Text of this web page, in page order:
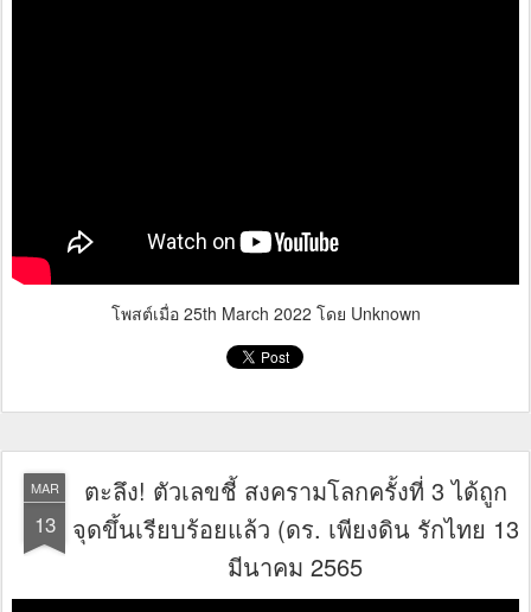
โพสต์เมื่อ 25th March 2022 โดย Unknown
MAR
13
ตะลึง! ตัวเลขชี้ สงครามโลกครั้งที่ 3 ได้ถูก
จุดขึ้นเรียบร้อยแล้ว (ดร.​ เพียงดิน รักไทย 13
มีนาคม 2565